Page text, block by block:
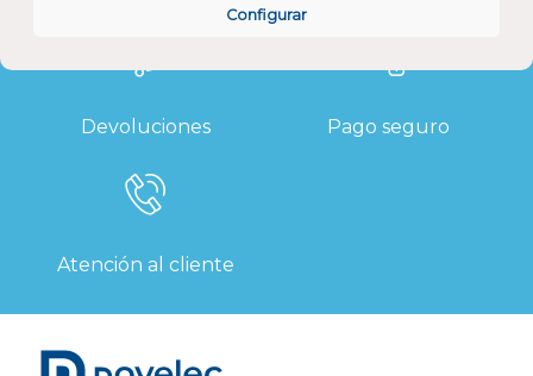
Configurar
Devoluciones Pago seguro
Atención al cliente